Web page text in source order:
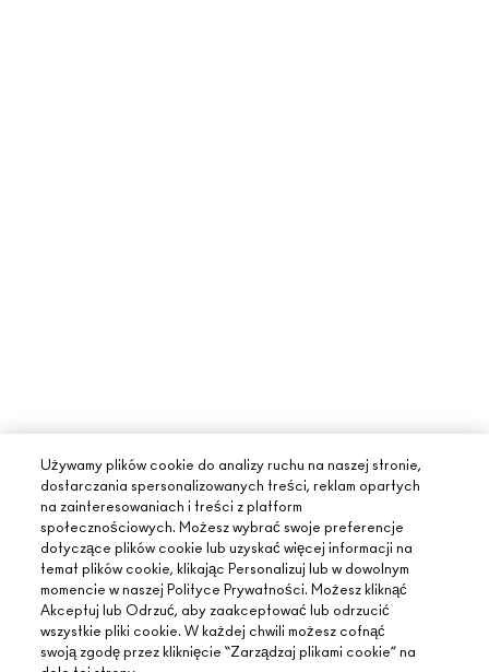
Używamy plików cookie do analizy ruchu na naszej stronie,
dostarczania spersonalizowanych treści, reklam opartych
na zainteresowaniach i treści z platform
społecznościowych. Możesz wybrać swoje preferencje
dotyczące plików cookie lub uzyskać więcej informacji na
temat plików cookie, klikając Personalizuj lub w dowolnym
momencie w naszej Polityce Prywatności. Możesz kliknąć
Akceptuj lub Odrzuć, aby zaakceptować lub odrzucić
wszystkie pliki cookie. W każdej chwili możesz cofnąć
swoją zgodę przez kliknięcie “Zarządzaj plikami cookie” na